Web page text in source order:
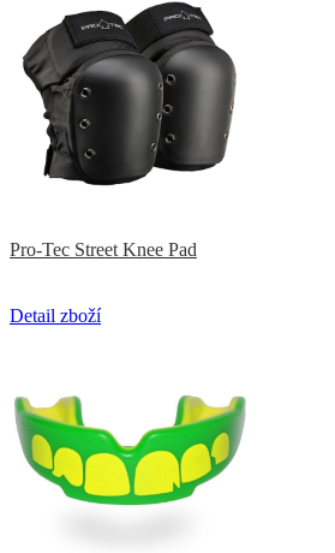
Pro-Tec Street Knee Pad
Detail zboží